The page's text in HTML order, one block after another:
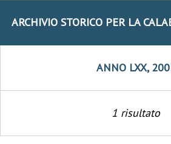
ARCHIVIO STORICO PER LA
ANNO LXX,
1 risultato